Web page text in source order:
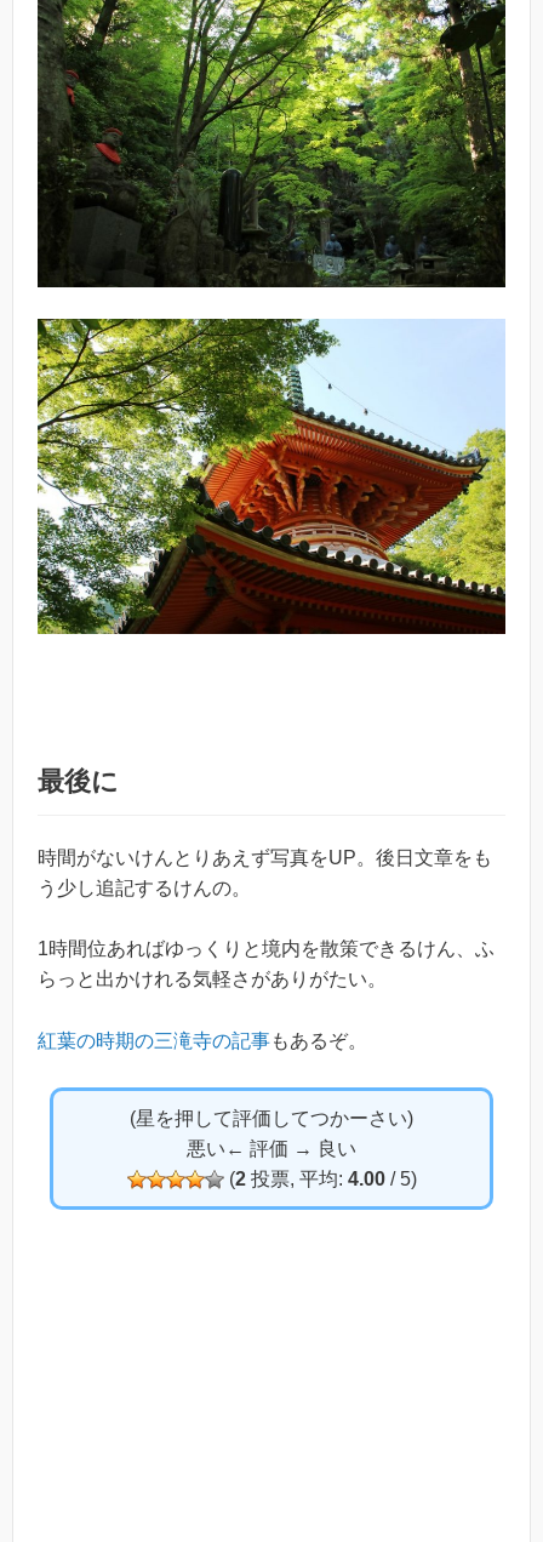
最後に
時間がないけんとりあえず写真をUP。後日文章をも
う少し追記するけんの。
1時間位あればゆっくりと境内を散策できるけん、ふ
らっと出かけれる気軽さがありがたい。
紅葉の時期の三滝寺の記事もあるぞ。
(星を押して評価してつかーさい)
悪い← 評価 → 良い
(2投票, 平均: 4.00/ 5)